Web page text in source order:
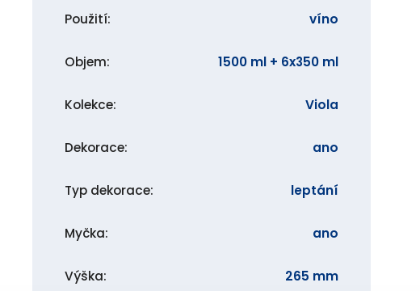
Použití: víno
Objem: 1500 ml + 6x350 ml
Kolekce: Viola
Dekorace: ano
Typ dekorace: leptání
Myčka: ano
Výška: 265 mm